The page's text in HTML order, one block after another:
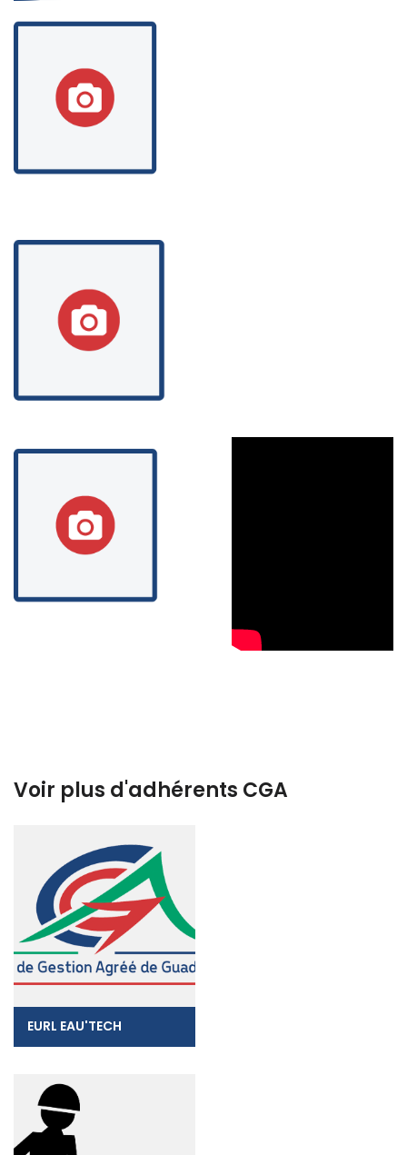
Voir plus d'adhérents CGA
EURL EAU'TECH